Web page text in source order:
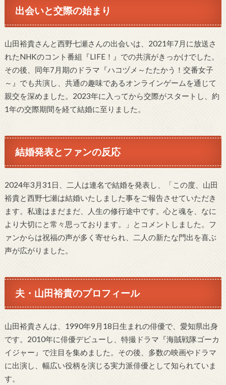
出会いと交際の始まり
山田裕貴さんと西野七瀬さんの出会いは、2021年7月に放送さ
れたNHKのコント番組『LIFE！』での共演がきっかけでした。
その後、同年7月期のドラマ『ハコヅメ～たたかう！交番女子
～』でも共演し、共通の趣味であるオンラインゲームを通じて
親交を深めました。2023年に入ってから交際がスタートし、約
1年の交際期間を経て結婚に至りました。
結婚発表とファンの反応
2024年3月31日、二人は連名で結婚を発表し、「この度、山田
裕貴と西野七瀬は結婚いたしました事をご報告させていただき
ます。私達はまだまだ、人生の修行途中です。心と魂を、なに
より大切にと常々思っております。」とコメントしました。フ
ァンからは祝福の声が多く寄せられ、二人の新たな門出を喜ぶ
声が広がりました。
夫・山田裕貴のプロフィール
山田裕貴さんは、1990年9月18日生まれの俳優で、愛知県出身
です。2010年に俳優デビューし、特撮ドラマ『海賊戦隊ゴーカ
イジャー』で注目を集めました。その後、多数の映画やドラマ
に出演し、幅広い役柄を演じる実力派俳優として知られていま
す。